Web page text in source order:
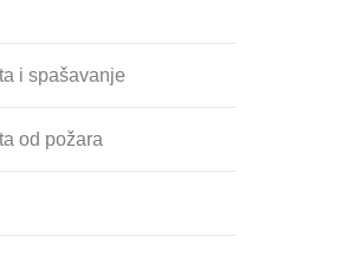
i spašavanje
od požara